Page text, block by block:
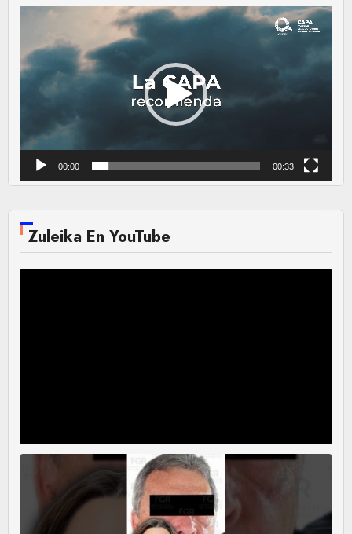
Reproductor
vídeo
00:00 00:33
Zuleika En YouTube